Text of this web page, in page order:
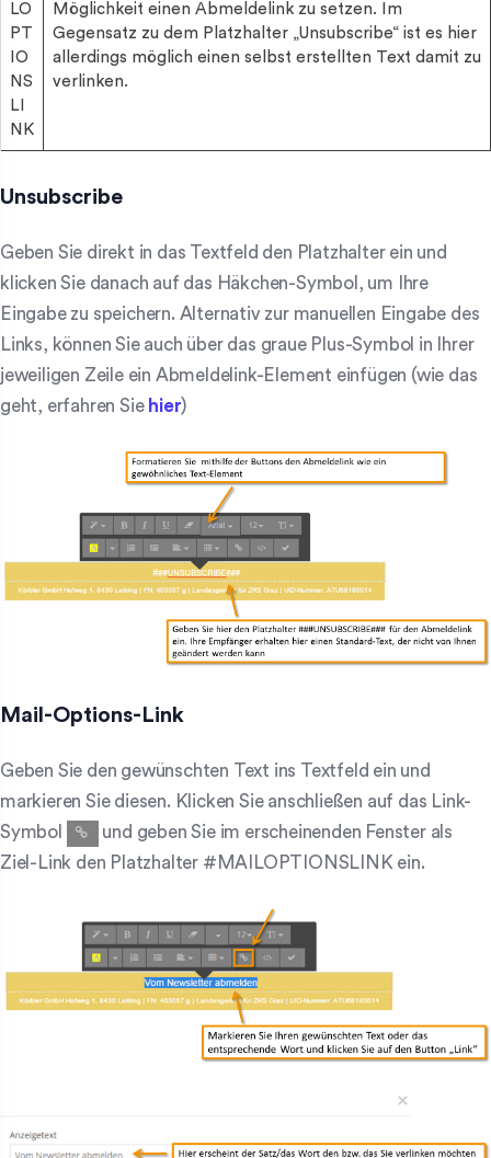
LO
PT
IO
NS
LI
NK
Möglichkeit einen Abmeldelink zu setzen. Im
Gegensatz zu dem Platzhalter „Unsubscribe“ ist es hier
allerdings möglich einen selbst erstellten Text damit zu
verlinken.
Unsubscribe
Geben Sie direkt in das Textfeld den Platzhalter ein und
klicken Sie danach auf das Häkchen-Symbol, um Ihre
Eingabe zu speichern. Alternativ zur manuellen Eingabe des
Links, können Sie auch über das graue Plus-Symbol in Ihrer
jeweiligen Zeile ein Abmeldelink-Element einfügen (wie das
geht, erfahren Sie hier)
Mail-Options-Link
Geben Sie den gewünschten Text ins Textfeld ein und
markieren Sie diesen. Klicken Sie anschließen auf das Link-
Symbol
und geben Sie im erscheinenden Fenster als
Ziel-Link den Platzhalter #MAILOPTIONSLINK ein.